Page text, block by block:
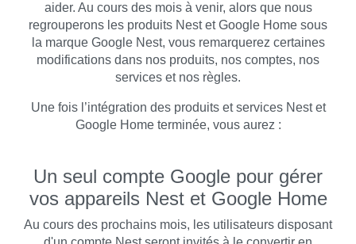
aider. Au cours des mois à venir, alors que nous
regrouperons les produits Nest et Google Home sous
la marque Google Nest, vous remarquerez certaines
modifications dans nos produits, nos comptes, nos
services et nos règles.
Une fois l’intégration des produits et services Nest et
Google Home terminée, vous aurez :
Un seul compte Google pour gérer
vos appareils Nest et Google Home
Au cours des prochains mois, les utilisateurs disposant